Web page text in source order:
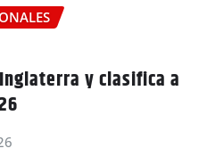
y clasifica a